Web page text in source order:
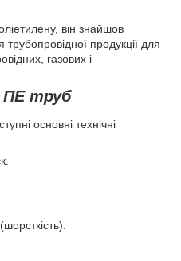
він знайшов
продукції для
газових і
ПЕ труб
основні технічні